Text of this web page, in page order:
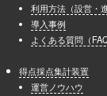
利用方法（設営・
導入事例
よくある質問（FAQ
得点採点集計装置
運営ノウハウ